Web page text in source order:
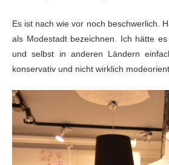
Es ist nach wie vor noch beschwerlich.
als Modestadt bezeichnen. Ich hätte
und selbst in anderen Ländern
konservativ und nicht wirklich